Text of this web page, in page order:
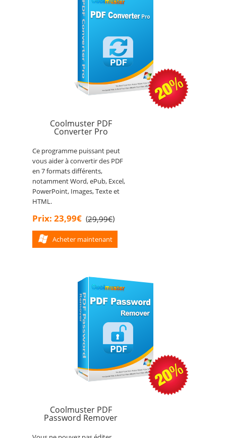
Coolmuster PDF
Converter Pro
Ce programme puissant peut
vous aider à convertir des PDF
en 7 formats différents,
notamment Word, ePub, Excel,
PowerPoint, Images, Texte et
HTML.
Prix: 23,99€ (29,99€)
Acheter maintenant
Coolmuster PDF
Password Remover